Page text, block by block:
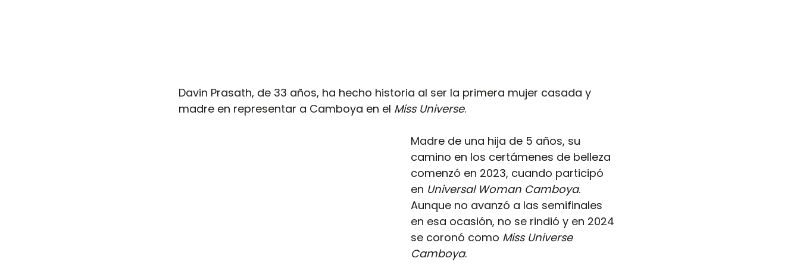
Davin Prasath, de 33 años, ha hecho historia al ser la primera mujer casada y
madre en representar a Camboya en el Miss Universe.
Madre de una hija de 5 años, su
camino en los certámenes de belleza
comenzó en 2023, cuando participó
en Universal Woman Camboya.
Aunque no avanzó a las semifinales
en esa ocasión, no se rindió y en 2024
se coronó como Miss Universe
Camboya.